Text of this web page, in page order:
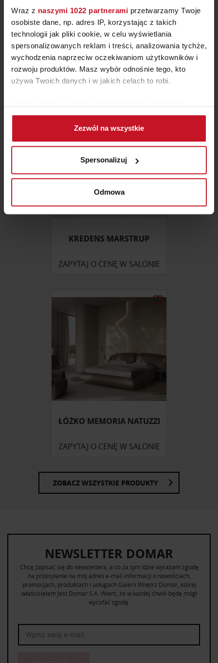
Wraz z naszymi 1022 partnerami przetwarzamy Twoje
osobiste dane, np. adres IP, korzystając z takich
technologii jak pliki cookie, w celu wyświetlania
spersonalizowanych reklam i treści, analizowania tychże,
wychodzenia naprzeciw oczekiwaniom użytkowników i
rozwoju produktów. Masz wybór odnośnie tego, kto
używa Twoich danych i w jakich celach to robi.
Gromadzić dane dotyczące Twojej lokalizacji
geograficznej z dokładnością nawet do kilku metrów
Identyfikować Twoje urządzenie, aktywnie
(fingerprinting, czyli wirtualny odcisk palca)
Dowiedz się więcej odnośnie tego, jak Twoje osobiste
dane są przetwarzane oraz ustaw własne preferencje w
zmienić lub wycofać swoją zgodę w dowolnej chwili.
Wykorzystujemy pliki cookie do spersonalizowania treści
analizować ruch w naszej witrynie. Informacje o tym, jak
Partnerzy mogą połączyć te informacje z innymi danymi
korzystania z ich usług.
Zezwól na wszystkie
Spersonalizuj
Odmowa
KUCHNIA BORNHOLM
ZAPYTAJ O CENĘ W SALONIE
KREDENS MARSTRUP
ZAPYTAJ O CENĘ W SALONIE
ŁÓŻKO MEMORIA NATUZZI
ZAPYTAJ O CENĘ W SALONIE
ZOBACZ WSZYSTKIE PRODUKTY
NEWSLETTER DOMAR
Chcę zapisać się do newslettera, a co za tym idzie wyrażam zgodę
na przesyłanie na mój adres e-mail informacji o nowościach,
promocjach, produktach i usługach Galerii Wnętrz Domar, której
właścicielem jest Domar S.A. Wiem, że w każdej chwili będę mógł
wycofać zgodę.